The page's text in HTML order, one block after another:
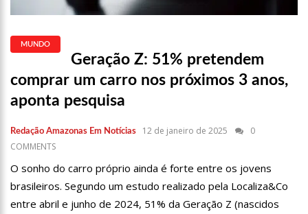
COM A FAMÍLIA, ISRAEL CARVALHO PARTICIPA DE ATO PRÓ-BRASIL
23:48 HISSA ABRAHÃO É RECEBIDO POR MULTIDÃO NA ZONA LESTE DE
MANAUS
23:40 HISSA ABRAHÃO CRITICA DECISÃO DE BARROSO SOBRE PISO
SALARIAL DE ENFERMEIROS
RECEBIDO POR MULTIDÃO NA ZONA SUL DE MANAUS
12:51 HISSA ABRAHÃO DISPARA E DEVE SER O PRIMEIRO NO AVANTE À
CÂMARA FEDERAL
21:55 HISSA ABRAHÃO FALA EM OPORTUNIDADES PARA FEIRANTES NO
MUNDO
Geração Z: 51% pretendem
comprar um carro nos próximos 3 anos,
aponta pesquisa
Redação Amazonas Em Notícias 12 de janeiro de 2025
0
COMMENTS
O sonho do carro próprio ainda é forte entre os jovens
brasileiros. Segundo um estudo realizado pela Localiza&Co
entre abril e junho de 2024, 51% da Geração Z (nascidos